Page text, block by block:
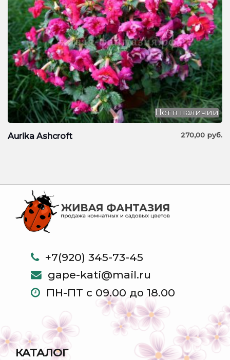
Aurika Ashcroft 270,00 руб.
Нет в наличии
+7(920) 345-73-45
gape-kati@mail.ru
ПН-ПТ с 09.00 до 18.00
КАТАЛОГ